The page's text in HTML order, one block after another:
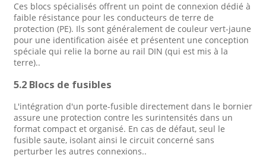
Ces blocs spécialisés offrent un point de connexion dédié à
faible résistance pour les conducteurs de terre de
protection (PE). Ils sont généralement de couleur vert-jaune
pour une identification aisée et présentent une conception
spéciale qui relie la borne au rail DIN (qui est mis à la
terre)..
5.2 Blocs de fusibles
L'intégration d'un porte-fusible directement dans le bornier
assure une protection contre les surintensités dans un
format compact et organisé. En cas de défaut, seul le
fusible saute, isolant ainsi le circuit concerné sans
perturber les autres connexions..